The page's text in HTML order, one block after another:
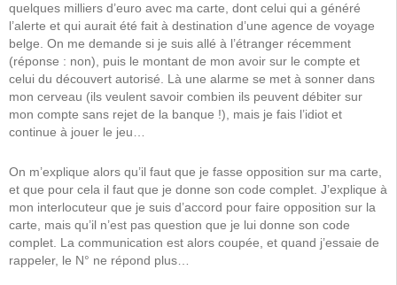
quelques milliers d’euro avec ma carte, dont celui qui a généré
l’alerte et qui aurait été fait à destination d’une agence de voyage
belge. On me demande si je suis allé à l’étranger récemment
(réponse : non), puis le montant de mon avoir sur le compte et
celui du découvert autorisé. Là une alarme se met à sonner dans
mon cerveau (ils veulent savoir combien ils peuvent débiter sur
mon compte sans rejet de la banque !), mais je fais l’idiot et
continue à jouer le jeu…
On m’explique alors qu’il faut que je fasse opposition sur ma carte,
et que pour cela il faut que je donne son code complet. J’explique à
mon interlocuteur que je suis d’accord pour faire opposition sur la
carte, mais qu’il n’est pas question que je lui donne son code
complet. La communication est alors coupée, et quand j’essaie de
rappeler, le N° ne répond plus…